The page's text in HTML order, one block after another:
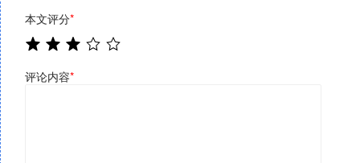
本文评分*
评论内容*